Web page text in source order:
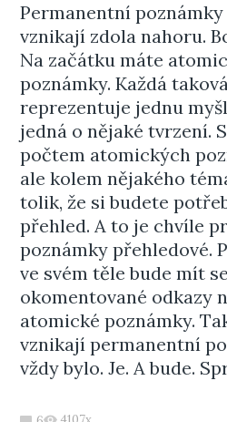
Permanentní
vznikají zdola nahoru.
Na začátku máte
poznámky. Každá
reprezentuje jednu
jedná o nějaké tvrzení.
počtem atomických
ale kolem nějakého
tolik, že si budete
přehled. A to je chvíle
poznámky přehledové.
ve svém těle bude mít
okomentované odkazy
atomické poznámky.
vznikají permanentní
vždy bylo. Je. A bude.